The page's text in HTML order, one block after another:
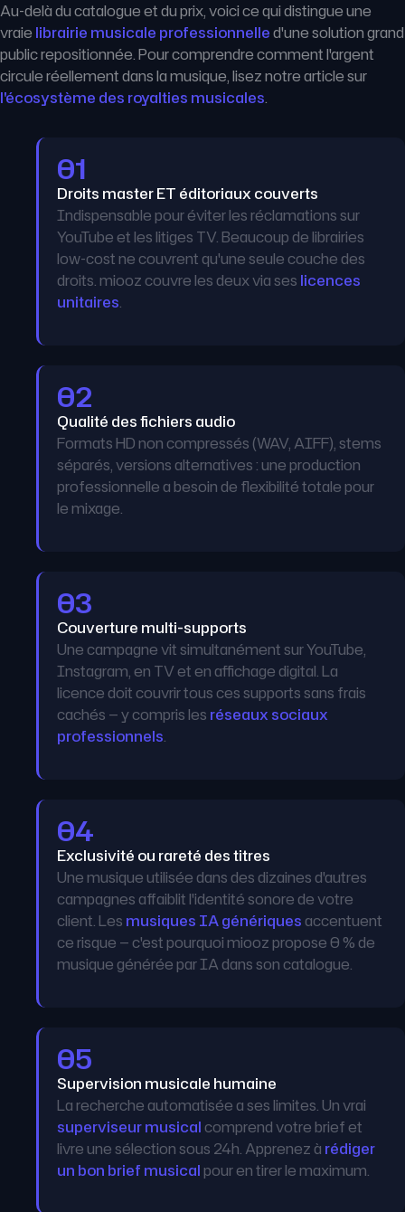
Au-delà du catalogue et du prix, voici ce qui distingue une
vraie librairie musicale professionnelled'une solution grand
public repositionnée. Pour comprendre comment l'argent
circule réellement dans la musique, lisez notre article sur
l'écosystème des royalties musicales.
01
Droits master ET éditoriaux couverts
Indispensable pour éviter les réclamations sur
YouTube et les litiges TV. Beaucoup de librairies
low-cost ne couvrent qu'une seule couche des
droits. miooz couvre les deux via ses licences
unitaires.
02
Qualité des fichiers audio
Formats HD non compressés (WAV, AIFF), stems
séparés, versions alternatives : une production
professionnelle a besoin de flexibilité totale pour
le mixage.
03
Couverture multi-supports
Une campagne vit simultanément sur YouTube,
Instagram, en TV et en affichage digital. La
licence doit couvrir tous ces supports sans frais
cachés — y compris les réseaux sociaux
professionnels.
04
Exclusivité ou rareté des titres
Une musique utilisée dans des dizaines d'autres
campagnes affaiblit l'identité sonore de votre
client. Les musiques IA génériques accentuent
ce risque — c'est pourquoi miooz propose 0 % de
musique générée par IA dans son catalogue.
05
Supervision musicale humaine
La recherche automatisée a ses limites. Un vrai
superviseur musical comprend votre brief et
livre une sélection sous 24h. Apprenez à rédiger
un bon brief musical pour en tirer le maximum.